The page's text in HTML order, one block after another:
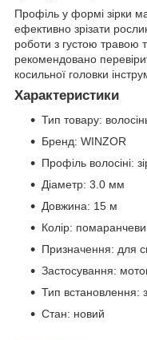
Профіль у формі зірки
ефективно зрізати
роботи з густою травою
рекомендовано
косильної головки
Характеристики
Тип товару:
Бренд: WINZOR
Профіль волосіні:
Діаметр: 3.0 мм
Довжина: 15 м
Колір:
Призначення: для
Застосування:
Тип встановлення:
Стан: новий